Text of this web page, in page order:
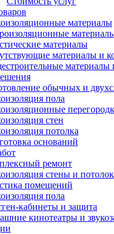
материалы
материалы
материалы и
материалы
обычных и
пола
стен
потолка
оснований
ремонт
стены и потолок
помещений
пола
кабинеты и защита
кинотеатры и